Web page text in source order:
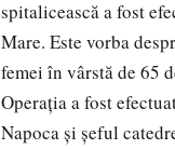
spitalicească a fost
Mare. Este vorba
femei în vârstă de 65
Operaţia a fost
Napoca şi şeful